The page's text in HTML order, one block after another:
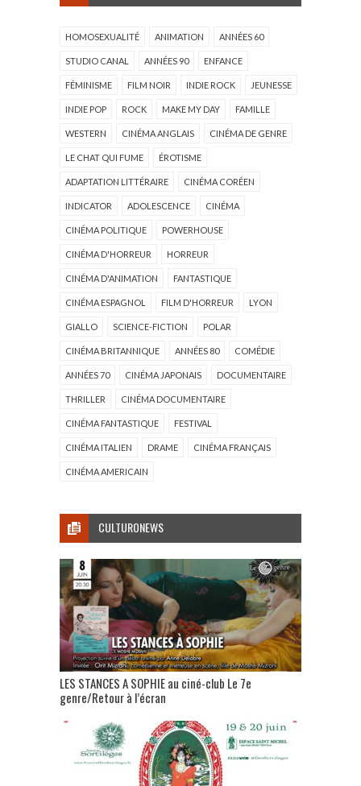
HOMOSEXUALITÉ ANIMATION ANNÉES 60
STUDIO CANAL ANNÉES 90 ENFANCE
FÉMINISME FILM NOIR INDIE ROCK JEUNESSE
INDIE POP ROCK MAKE MY DAY FAMILLE
WESTERN CINÉMA ANGLAIS CINÉMA DE GENRE
LE CHAT QUI FUME ÉROTISME
ADAPTATION LITTÉRAIRE CINÉMA CORÉEN
INDICATOR ADOLESCENCE CINÉMA
CINÉMA POLITIQUE POWERHOUSE
CINÉMA D'HORREUR HORREUR
CINÉMA D'ANIMATION FANTASTIQUE
CINÉMA ESPAGNOL FILM D'HORREUR LYON
GIALLO SCIENCE-FICTION POLAR
CINÉMA BRITANNIQUE ANNÉES 80 COMÉDIE
ANNÉES 70 CINÉMA JAPONAIS DOCUMENTAIRE
THRILLER CINÉMA DOCUMENTAIRE
CINÉMA FANTASTIQUE FESTIVAL
CINÉMA ITALIEN DRAME CINÉMA FRANÇAIS
CINÉMA AMERICAIN
CULTURONEWS
LES STANCES A SOPHIE au ciné-club Le 7e
genre/Retour à l’écran